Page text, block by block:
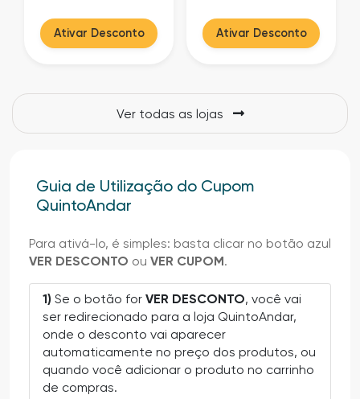
Ativar Desconto Ativar Desconto
Ver todas as lojas
Guia de Utilização do Cupom
QuintoAndar
Para ativá-lo, é simples: basta clicar no botão azul
VER DESCONTO ou VER CUPOM.
1) Se o botão for VER DESCONTO, você vai
ser redirecionado para a loja QuintoAndar,
onde o desconto vai aparecer
automaticamente no preço dos produtos, ou
quando você adicionar o produto no carrinho
de compras.